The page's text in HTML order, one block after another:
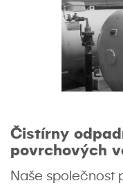
Čistírny
povrchových
Naše společnost